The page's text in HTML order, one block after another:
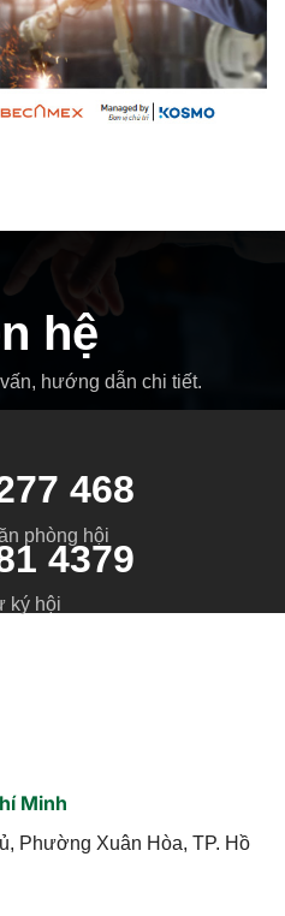
hệ
hướng dẫn chi tiết.
468
phòng hội
4379
ký hội
Minh
Phường Xuân Hòa, TP. Hồ